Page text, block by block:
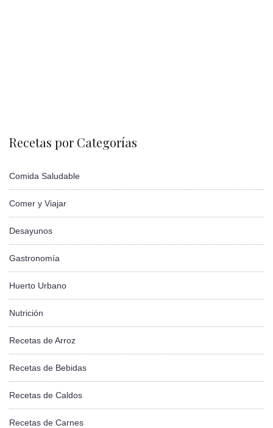
Recetas por Categorías
Comida Saludable
Comer y Viajar
Desayunos
Gastronomía
Huerto Urbano
Nutrición
Recetas de Arroz
Recetas de Bebidas
Recetas de Caldos
Recetas de Carnes